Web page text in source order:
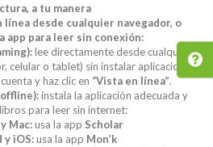
a tu manera
desde cualquier navegador, o
app para leer sin conexión:
lee directamente desde cualquier
celular o tablet) sin instalar aplicaciones.
y haz clic en “Vista en línea”.
instala la aplicación adecuada y
para leer sin internet:
Mac:usa la app Scholar
y iOS:usa la app Mon’k